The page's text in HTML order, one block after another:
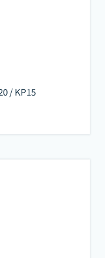
/ KP15